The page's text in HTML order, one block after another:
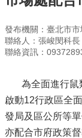
發布機關：臺北市市
聯絡人：張峻閔科長
聯絡資訊：
為全面進行鼠
啟動12行政區全
發局及區公所等
亦配合市府政策